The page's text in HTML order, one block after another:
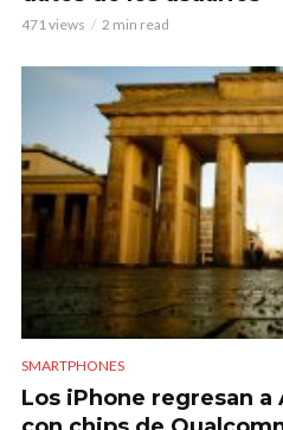
471 views 2 min read
SMARTPHONES
Los iPhone regresan a